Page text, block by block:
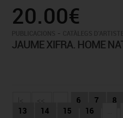
20.00€
-
JAUME XIFRA. HOME
|< << 6 7 8
13
14 15 16 ...